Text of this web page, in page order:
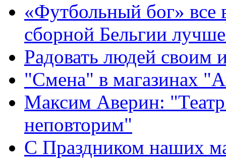
«Футбольный бог» все
сборной Бельгии
Радовать людей своим
"Смена" в магазинах
Максим Аверин:
неповторим"
С Праздником наших